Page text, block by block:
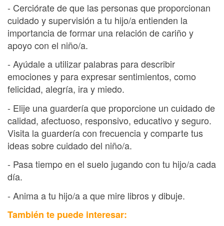
- Cerciórate de que las personas que proporcionan
cuidado y supervisión a tu hijo/a entienden la
importancia de formar una relación de cariño y
apoyo con el niño/a.
- Ayúdale a utilizar palabras para describir
emociones y para expresar sentimientos, como
felicidad, alegría, ira y miedo.
- Elije una guardería que proporcione un cuidado de
calidad, afectuoso, responsivo, educativo y seguro.
Visita la guardería con frecuencia y comparte tus
ideas sobre cuidado del niño/a.
- Pasa tiempo en el suelo jugando con tu hijo/a cada
día.
- Anima a tu hijo/a a que mire libros y dibuje.
También te puede interesar: